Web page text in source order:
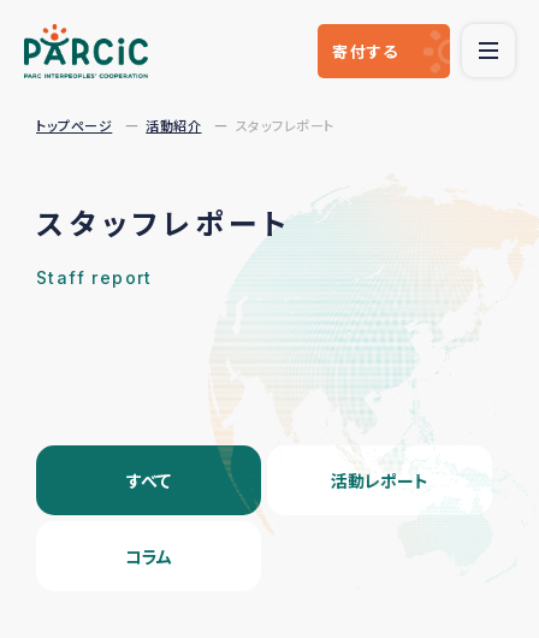
寄付する
トップページ 活動紹介 スタッフレポート
スタッフレポート
Staff report
すべて 活動レポート
コラム